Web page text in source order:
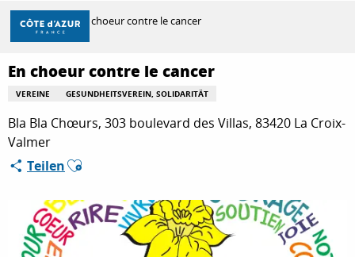
Aller
contenu
principal
ENTDECKEN
ZU TUN
AUFENTHALT
Startseite En choeur contre le cancer
En choeur contre le cancer
VEREINE GESUNDHEITSVEREIN, SOLIDARITÄT
Bla Bla Chœurs, 303 boulevard des Villas, 83420 La Croix-
Valmer
TeilenAjouter aux favoris